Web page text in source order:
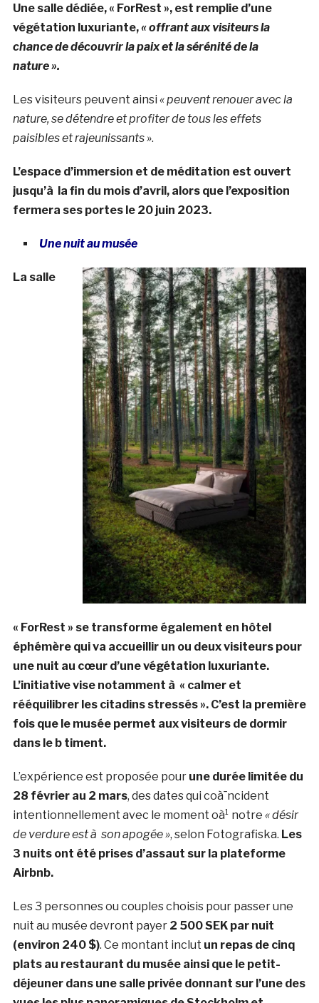
Une salle dédiée, « ForRest », est remplie d’une
végétation luxuriante,« offrant aux visiteurs la
chance de découvrir la paix et la sérénité de la
nature ».
Les visiteurs peuvent ainsi « peuvent renouer avec la
nature, se détendre et profiter de tous les effets
paisibles et rajeunissants ».
L’espace d’immersion et de méditation est ouvert
jusqu’à la fin du mois d’avril, alors que l’exposition
fermera ses portes le 20 juin 2023.
Une nuit au musée
La salle
« ForRest » se transforme également en hôtel
éphémère qui va accueillir un ou deux visiteurs pour
une nuit au cœur d’une végétation luxuriante.
L’initiative vise notamment à « calmer et
rééquilibrer les citadins stressés ». C’est la première
fois que le musée permet aux visiteurs de dormir
dans le b timent.
L’expérience est proposée pour une durée limitée du
28 février au 2 mars, des dates qui coà¯ncident
intentionnellement avec le moment oà¹ notre « désir
de verdure est à son apogée », selon Fotografiska. Les
3 nuits ont été prises d’assaut sur la plateforme
Airbnb.
Les 3 personnes ou couples choisis pour passer une
nuit au musée devront payer 2 500 SEK par nuit
(environ 240 $). Ce montant inclut un repas de cinq
plats au restaurant du musée ainsi que le petit-
déjeuner dans une salle privée donnant sur l’une des